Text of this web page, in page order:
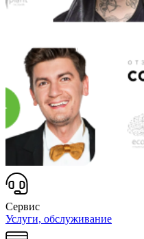
Сервис
Услуги, обслуживание